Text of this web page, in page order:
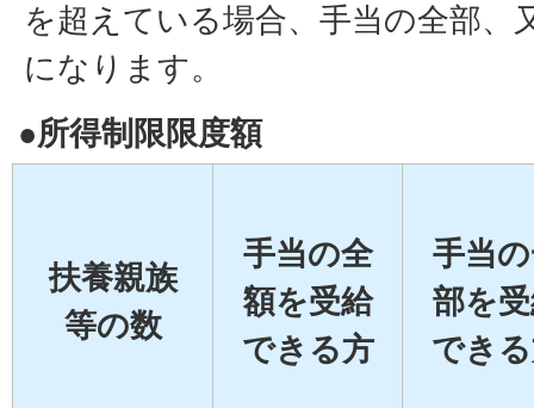
を超えている場合、手当の全部、
になります。
●所得制限限度額
扶養親族
等の数
手当の全
額を受給
できる方
手当
部を
でき